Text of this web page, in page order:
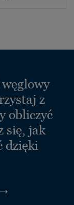
z
obliczyć
się, jak
dzięki